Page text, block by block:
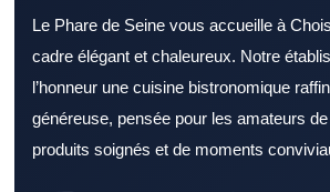
Le Phare de Seine vous accueille à
cadre élégant et chaleureux. Notre
l’honneur une cuisine bistronomique
généreuse, pensée pour les amateurs
produits soignés et de moments